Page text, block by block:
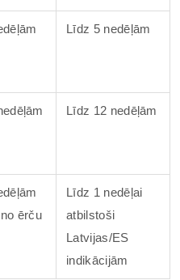
Līdz 5 nedēļām
Līdz 12 nedēļām
ērču
Līdz 1 nedēļai
atbilstoši
Latvijas/ES
indikācijām